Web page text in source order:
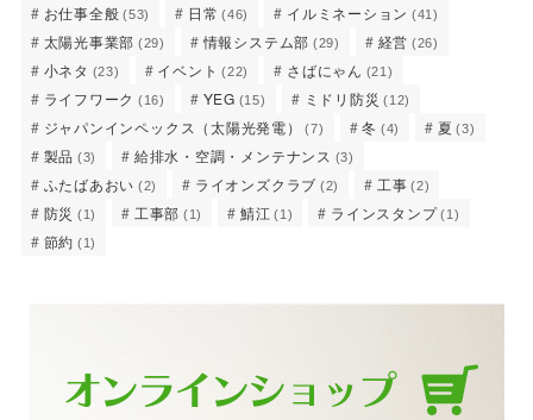
お仕事全般 (53) 日常 (46) イルミネーション (41)
太陽光事業部 (29) 情報システム部 (29) 経営 (26)
小ネタ (23) イベント (22) さばにゃん (21)
ライフワーク (16) YEG (15) ミドリ防災 (12)
ジャパンインペックス（太陽光発電） (7) 冬 (4) 夏 (3)
製品 (3) 給排水・空調・メンテナンス (3)
ふたばあおい (2) ライオンズクラブ (2) 工事 (2)
防災 (1) 工事部 (1) 鯖江 (1) ラインスタンプ (1)
節約 (1)